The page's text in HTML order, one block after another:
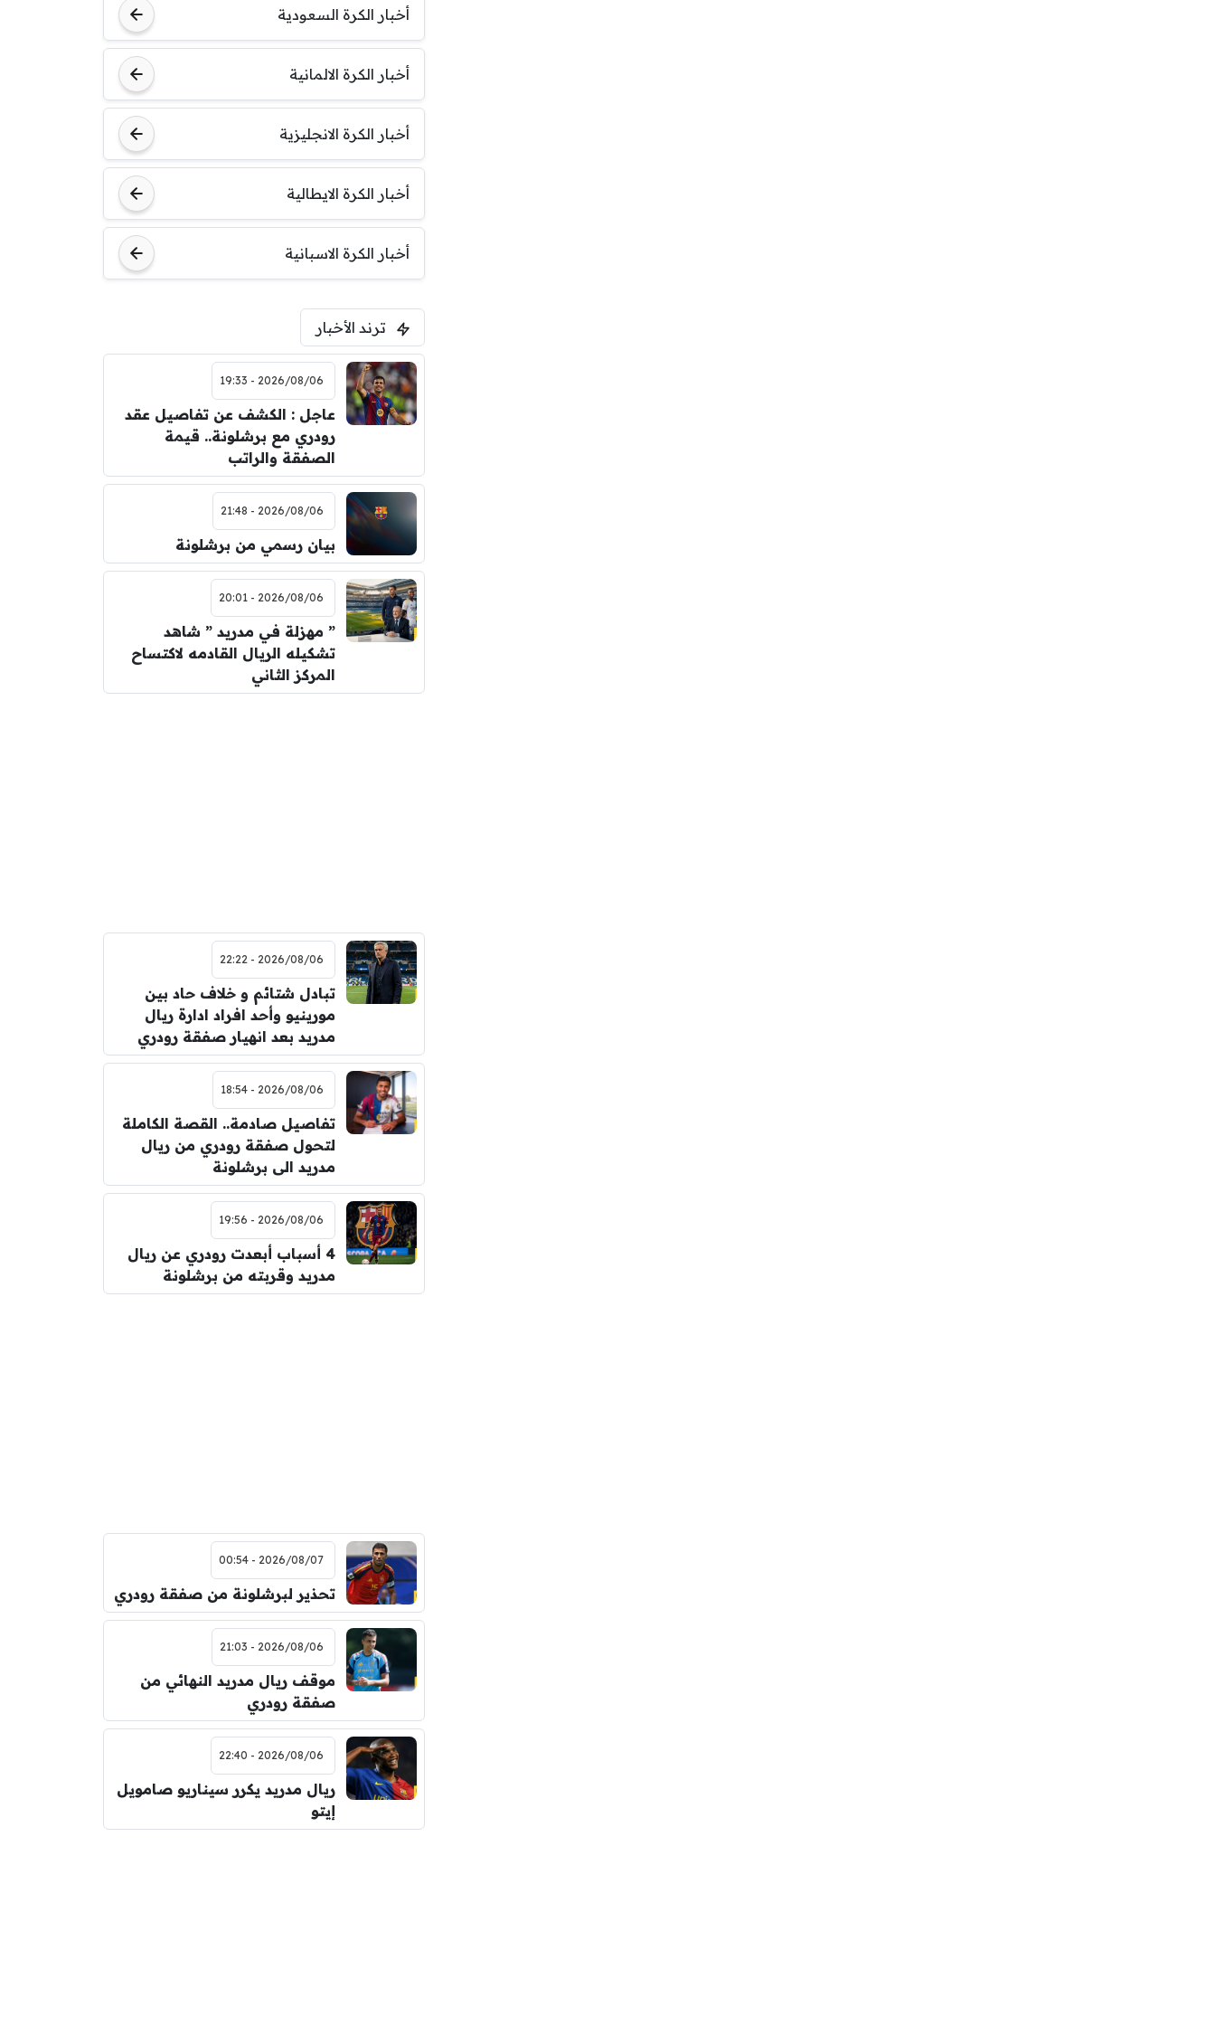
أخبار الكرة السعودية
أخبار الكرة الالمانية
أخبار الكرة الانجليزية
أخبار الكرة الايطالية
أخبار الكرة الاسبانية
ترند الأخبار
2026/08/06 - 19:33
عاجل : الكشف عن تفاصيل عقد
رودري مع برشلونة.. قيمة
الصفقة والراتب
2026/08/06 - 21:48
بيان رسمي من برشلونة
2026/08/06 - 20:01
” مهزلة في مدريد ” شاهد
تشكيله الريال القادمه لاكتساح
المركز الثاني
2026/08/06 - 22:22
تبادل شتائم و خلاف حاد بين
مورينيو وأحد افراد ادارة ريال
مدريد بعد انهيار صفقة رودري
2026/08/06 - 18:54
تفاصيل صادمة.. القصة الكاملة
لتحول صفقة رودري من ريال
مدريد الى برشلونة
2026/08/06 - 19:56
4 أسباب أبعدت رودري عن ريال
مدريد وقربته من برشلونة
2026/08/07 - 00:54
تحذير لبرشلونة من صفقة رودري
2026/08/06 - 21:03
موقف ريال مدريد النهائي من
صفقة رودري
2026/08/06 - 22:40
ريال مدريد يكرر سيناريو صامويل
إيتو